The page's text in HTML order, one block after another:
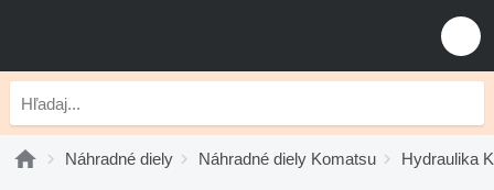
Náhradné diely Náhradné diely Komatsu Hydraulika